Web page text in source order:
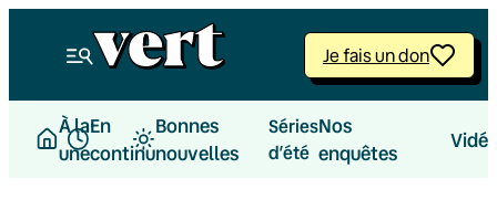
Je fais un don
À la
une
En
continu
Bonnes
nouvelles
Séries
d’été
Nos
enquêtes